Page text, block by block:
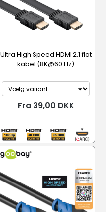
Ultra High Speed HDMI 2.1 flat
kabel (8K@60 Hz)
Fra 39,00 DKK